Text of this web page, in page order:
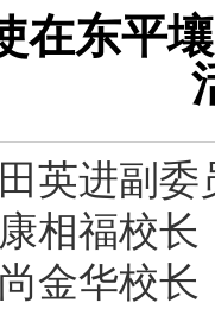
在东平
进副委
福校长
华校长